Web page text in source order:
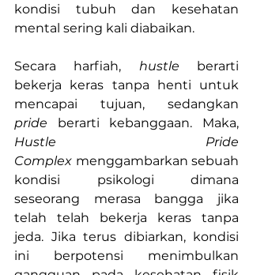
kondisi tubuh dan kesehatan
mental sering kali diabaikan.
Secara harfiah, hustle berarti
bekerja keras tanpa henti untuk
pride
Hustle Pride
Complex menggambarkan sebuah
kondisi psikologi dimana
seseorang merasa bangga jika
telah telah bekerja keras tanpa
jeda. Jika terus dibiarkan, kondisi
ini berpotensi menimbulkan